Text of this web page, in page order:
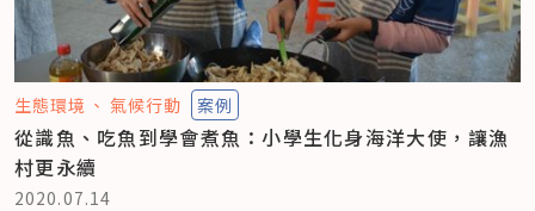
生態環境 氣候行動 案例
從識魚、吃魚到學會煮魚：小學生化身海洋大使，讓漁
村更永續
2020.07.14